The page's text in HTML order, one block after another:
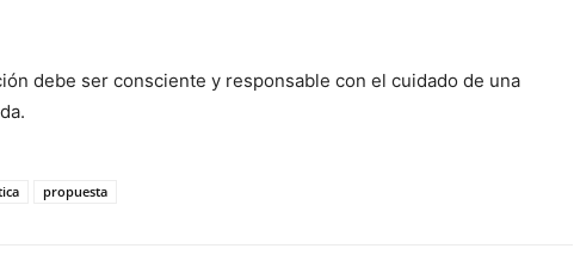
debe ser consciente y responsable con el cuidado de una
propuesta